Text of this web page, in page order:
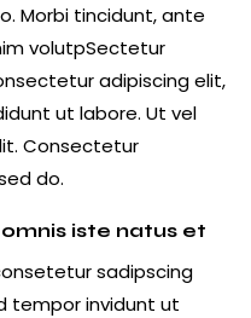
Morbi tincidunt, ante
volutpSectetur
adipiscing elit,
ut labore. Ut vel
Consectetur
do.
iste natus et
sadipscing
tempor invidunt ut